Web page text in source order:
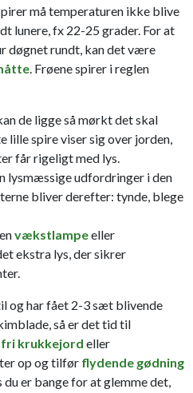
må temperaturen ikke blive
lunere, fx 22-25 grader. For at
døgnet rundt, kan det være
. Frøene spirer i reglen
de ligge så mørkt det skal
lille spire viser sig over jorden,
får rigeligt med lys.
lysmæssige udfordringer i den
bliver derefter: tynde, blege
vækstlampeeller
ekstra lys, der sikrer
og har fået 2-3 sæt blivende
så er det tid til
krukkejord eller
op og tilfør flydende gødning
er bange for at glemme det,